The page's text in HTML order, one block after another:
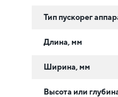
Тип пускорег
Длина, мм
Ширина, мм
Высота или